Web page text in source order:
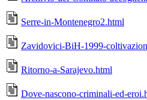
Serre-in-Montenegro2.html
Zavidovici-BiH-1999-
Ritorno-a-Sarajevo.html
Dove-nascono-criminali-ed-